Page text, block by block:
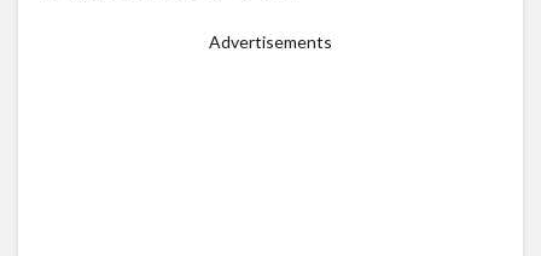
Advertisements